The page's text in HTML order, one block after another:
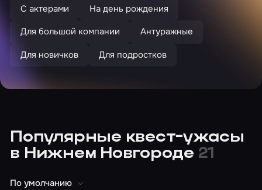
С актерами
На день рождения
Для большой компании
Антуражные
Для новичков
Для подростков
Популярные квест-ужасы
в Нижнем Новгороде 21
По умолчанию